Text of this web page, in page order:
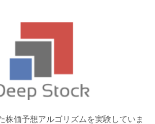
株価予想アルゴリズムを実験していま